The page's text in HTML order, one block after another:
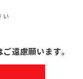
い
遠慮願います。